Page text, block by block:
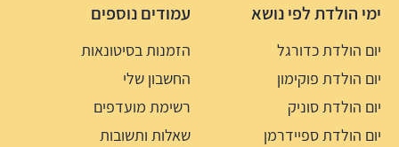
ימי הולדת לפי נושא
יום הולדת כדורגל
יום הולדת פוקימון
יום הולדת סוניק
יום הולדת ספיידרמן
עמודים נוספים
הזמנות בסיטונאות
החשבון שלי
רשימת מועדפים
שאלות ותשובות